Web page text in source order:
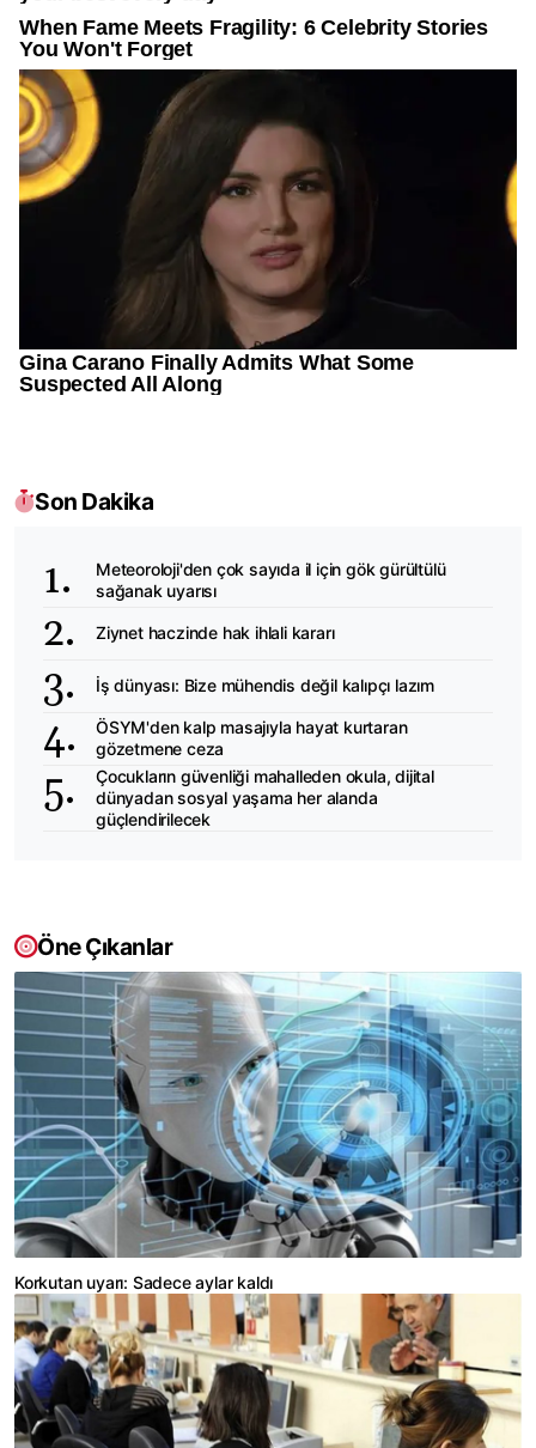
Son Dakika
Meteoroloji'den çok sayıda il için gök gürültülü
sağanak uyarısı
Ziynet haczinde hak ihlali kararı
İş dünyası: Bize mühendis değil kalıpçı lazım
ÖSYM'den kalp masajıyla hayat kurtaran
gözetmene ceza
Çocukların güvenliği mahalleden okula, dijital
dünyadan sosyal yaşama her alanda
güçlendirilecek
Öne Çıkanlar
Korkutan uyarı: Sadece aylar kaldı